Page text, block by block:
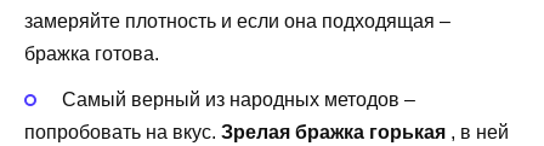
замеряйте плотность и если она подходящая –
бражка готова.
Самый верный из народных методов –
попробовать на вкус. Зрелая бражка горькая , в ней